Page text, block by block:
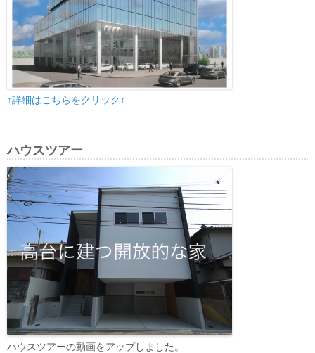
↑詳細はこちらをクリック↑
ハウスツアー
ハウスツアーの動画をアップしました。